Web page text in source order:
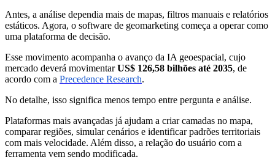
Antes, a análise dependia mais de mapas, filtros manuais e relatórios
estáticos. Agora, o software de geomarketing começa a operar como
uma plataforma de decisão.
Esse movimento acompanha o avanço da IA geoespacial, cujo
mercado deverá movimentarUS$ 126,58 bilhões até 2035, de
acordo com a Precedence Research.
No detalhe, isso significa menos tempo entre pergunta e análise.
Plataformas mais avançadas já ajudam a criar camadas no mapa,
comparar regiões, simular cenários e identificar padrões territoriais
com mais velocidade. Além disso, a relação do usuário com a
ferramenta vem sendo modificada.